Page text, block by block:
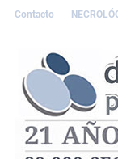
Contacto